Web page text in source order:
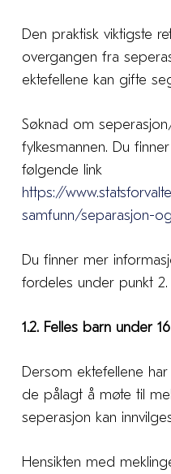
Den praktisk viktigste
overgangen fra
ektefellene kan gifte
Søknad om
fylkesmannen. Du
følgende link
https://
samfunn/separasjon-
Du finner mer
fordeles under punkt 2.
1.2. Felles barn under
Dersom ektefellene
de pålagt å møte til
seperasjon kan
Hensikten med